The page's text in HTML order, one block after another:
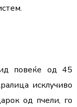
повеќе од 45
исклучиво
од пчели, го